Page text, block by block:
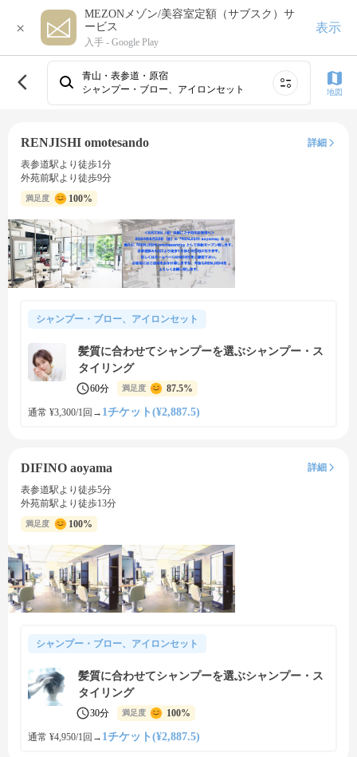
×
MEZONメゾン/美容室定額（サブスク）サ
ービス
入手 - Google Play
表示
青山・表参道・原宿
シャンプー・ブロー、アイロンセット
地図
RENJISHI omotesando
詳細
表参道駅より徒歩1分
外苑前駅より徒歩9分
満足度 100%
シャンプー・ブロー、アイロンセット
髪質に合わせてシャンプーを選ぶシャンプー・ス
タイリング
60分 満足度 87.5%
通常 ¥3,300/1回 → 1チケット(¥2,887.5)
DIFINO aoyama
詳細
表参道駅より徒歩5分
外苑前駅より徒歩13分
満足度 100%
シャンプー・ブロー、アイロンセット
髪質に合わせてシャンプーを選ぶシャンプー・ス
タイリング
30分 満足度 100%
通常 ¥4,950/1回 → 1チケット(¥2,887.5)